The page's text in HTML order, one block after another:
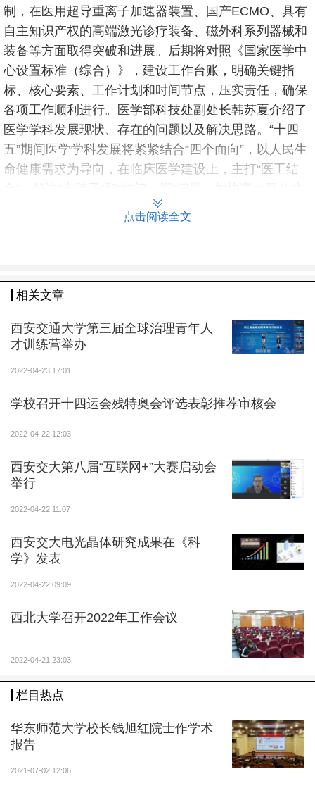
制，在医用超导重离子加速器装置、国产ECMO、具有
自主知识产权的高端激光诊疗装备、磁外科系列器械和
装备等方面取得突破和进展。后期将对照《国家医学中
心设置标准（综合）》，建设工作台账，明确关键指
标、核心要素、工作计划和时间节点，压实责任，确保
各项工作顺利进行。医学部科技处副处长韩苏夏介绍了
医学学科发展现状、存在的问题以及解决思路。“十四
五”期间医学学科发展将紧紧结合“四个面向”，以人民生
命健康需求为导向，在临床医学建设上，主打“医工结
卫生学院建设，推动预防医学建设，培养“一锤定音”的
深度融合，推进医药基础成果的临床应用和产品转化；
科增长点，扩大学科优势和竞争力。
点击阅读全文
相关文章
西安交通大学第三届全球治理青年人
才训练营举办
2022-04-23 17:01
学校召开十四运会残特奥会评选表彰推荐审核会
2022-04-22 12:03
西安交大第八届“互联网+”大赛启动会
举行
2022-04-22 11:07
西安交大电光晶体研究成果在《科
学》发表
2022-04-22 09:09
西北大学召开2022年工作会议
2022-04-21 23:03
栏目热点
华东师范大学校长钱旭红院士作学术
报告
2021-07-02 12:06